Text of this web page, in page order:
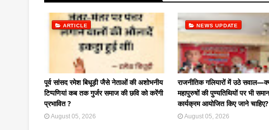
ARTICLE
पूर्व सांसद रमेश बिधूड़ी जैसे नेताओं की अशोभनीय
टिप्पणियां कब तक गुर्जर समाज की छवि को करेंगी
प्रभावित ?
August 05, 2026
NEWS UPDATE
राजनीतिक गलियारों में उठे
महापुरुषों की पुण्यतिथियों पर भी
कार्यक्रम आयोजित किए जाने चाहिए?
August 05, 2026